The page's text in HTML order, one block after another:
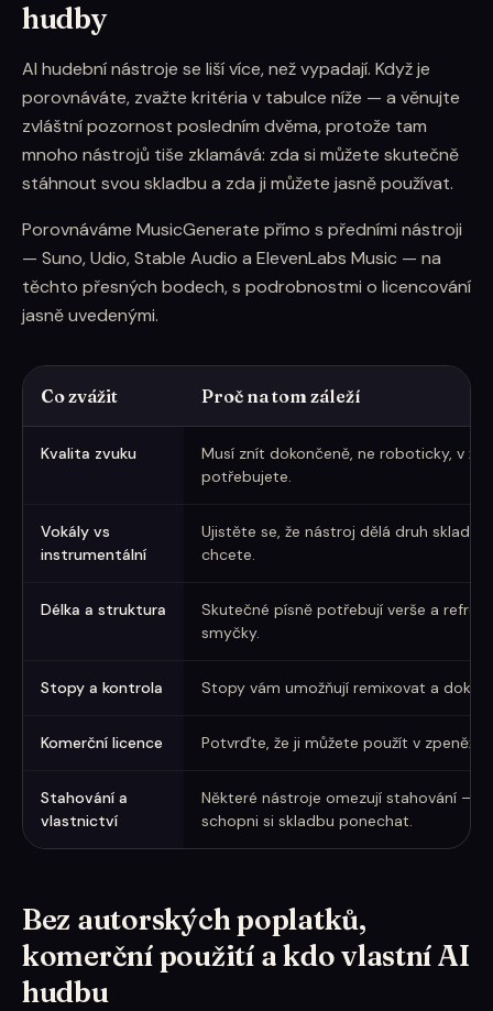
hudby
AI hudební nástroje se liší více, než vypadají. Když je
porovnáváte, zvažte kritéria v tabulce níže — a věnujte
zvláštní pozornost posledním dvěma, protože tam
mnoho nástrojů tiše zklamává: zda si můžete skutečně
stáhnout svou skladbu a zda ji můžete jasně používat.
Porovnáváme MusicGenerate přímo s předními nástroji
— Suno, Udio, Stable Audio a ElevenLabs Music — na
těchto přesných bodech, s podrobnostmi o licencování
jasně uvedenými.
Co zvážit Proč na tom záleží
Kvalita zvuku
Musí znít dokončeně, ne roboticky, v
potřebujete.
Vokály vs
instrumentální
Ujistěte se, že nástroj dělá druh
chcete.
Délka a struktura
Skutečné písně potřebují verše a
smyčky.
Stopy a kontrola Stopy vám umožňují remixovat a
Komerční licence Potvrďte, že ji můžete použít v
Stahování a
vlastnictví
Některé nástroje omezují stahování —
schopni si skladbu ponechat.
Bez autorských poplatků,
komerční použití a kdo vlastní AI
hudbu